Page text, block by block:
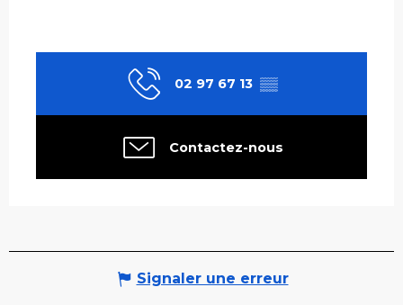
02 97 67 13 ▒▒
Contactez-nous
Signaler une erreur